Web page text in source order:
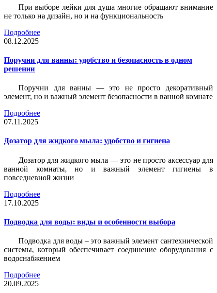
При выборе лейки для душа многие обращают внимание
не только на дизайн, но и на функциональность
Подробнее
08.12.2025
Поручни для ванны: удобство и безопасность в одном
решении
Поручни для ванны — это не просто декоративный
элемент, но и важный элемент безопасности в ванной комнате
Подробнее
07.11.2025
Дозатор для жидкого мыла: удобство и гигиена
Дозатор для жидкого мыла — это не просто аксессуар для
ванной комнаты, но и важный элемент гигиены в
повседневной жизни
Подробнее
17.10.2025
Подводка для воды: виды и особенности выбора
Подводка для воды – это важный элемент сантехнической
системы, который обеспечивает соединение оборудования с
водоснабжением
Подробнее
20.09.2025